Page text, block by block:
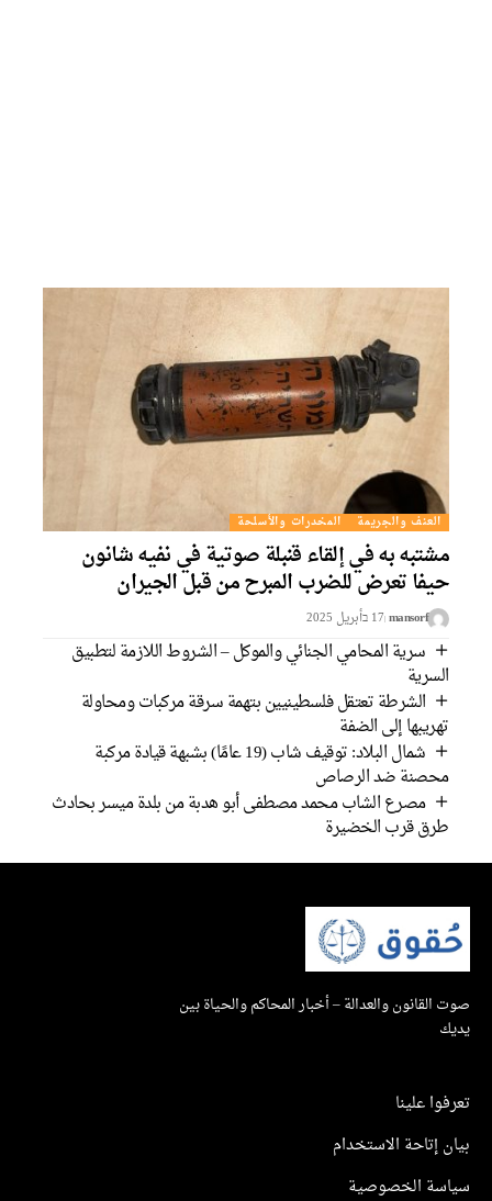
العنف والجريمة المخدرات والأسلحة
مشتبه به في إلقاء قنبلة صوتية في نفيه شانون
حيفا تعرض للضرب المبرح من قبل الجيران
mansorf 17 בأبريل 2025
سرية المحامي الجنائي والموكل – الشروط اللازمة لتطبيق
السرية
الشرطة تعتقل فلسطينيين بتهمة سرقة مركبات ومحاولة
تهريبها إلى الضفة
شمال البلاد: توقيف شاب (19 عامًا) بشبهة قيادة مركبة
محصنة ضد الرصاص
مصرع الشاب محمد مصطفى أبو هدبة من بلدة ميسر بحادث
طرق قرب الخضيرة
صوت القانون والعدالة – أخبار المحاكم والحياة بين
يديك
تعرفوا علينا
بيان إتاحة الاستخدام
سياسة الخصوصية